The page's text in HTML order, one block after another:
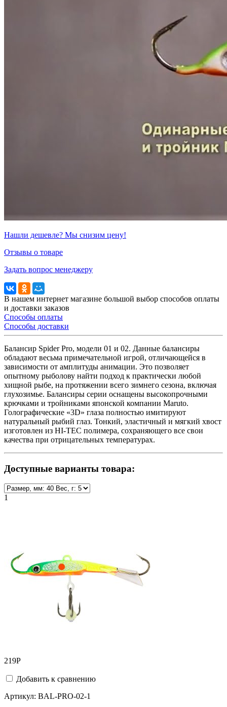
Нашли дешевле? Мы снизим цену!
Отзывы о товаре
Задать вопрос менеджеру
В нашем интернет магазине большой выбор способов оплаты
и доставки заказов
Способы оплаты
Способы доставки
Балансир Spider Pro, модели 01 и 02. Данные балансиры
обладают весьма примечательной игрой, отличающейся в
зависимости от амплитуды анимации. Это позволяет
опытному рыболову найти подход к практически любой
хищной рыбе, на протяжении всего зимнего сезона, включая
глухозимье. Балансиры серии оснащены высокопрочными
крючками и тройниками японской компании Maruto.
Голографические «3D» глаза полностью имитируют
натуральный рыбий глаз. Тонкий, эластичный и мягкий хвост
изготовлен из HI-TEC полимера, сохраняющего все свои
качества при отрицательных температурах.
Доступные варианты товара:
1
219Р
Добавить к сравнению
Артикул: BAL-PRO-02-1